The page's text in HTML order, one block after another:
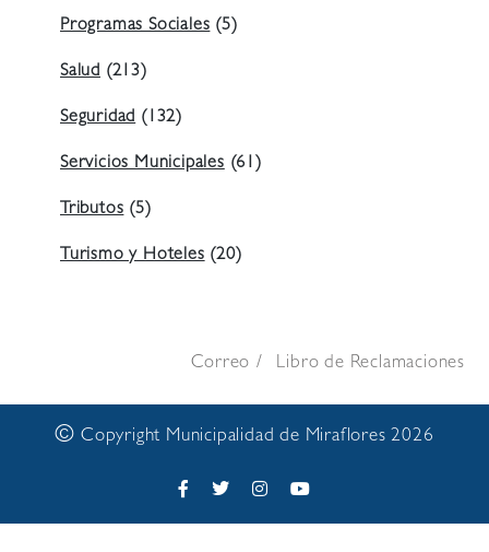
Programas Sociales(5)
Salud (213)
Seguridad(132)
Servicios Municipales(61)
Tributos(5)
Turismo y Hoteles(20)
Correo Libro de Reclamaciones
© Copyright Municipalidad de Miraflores 2026